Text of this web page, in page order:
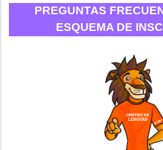
PREGUNTAS
ESQUEMA DE